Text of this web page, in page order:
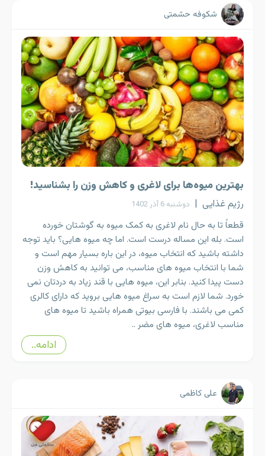
شکوفه حشمتی
بهترین میوه‌ها برای لاغری و کاهش وزن را بشناسید!
رژیم غذایی | دوشنبه 6 آذر 1402
قطعاً تا به حال نام لاغری به کمک میوه به گوشتان خورده
است. بله این مساله درست است. اما چه میوه هایی؟ باید توجه
داشته باشید که انتخاب میوه، در این باره بسیار مهم است و
شما با انتخاب میوه های مناسب، می توانید به کاهش وزن
دست پیدا کنید. بنابر این، میوه هایی با قند زیاد به دردتان نمی
خورد. شما لازم است به سراغ میوه هایی بروید که دارای کالری
کمی می باشند. با فارسی بیوتی همراه باشید تا میوه های
مناسب لاغری، میوه های مضر ..
ادامه..
علی کاظمی